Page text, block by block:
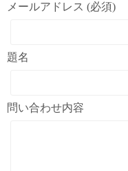
メールアドレス (必須)
題名
問い合わせ内容